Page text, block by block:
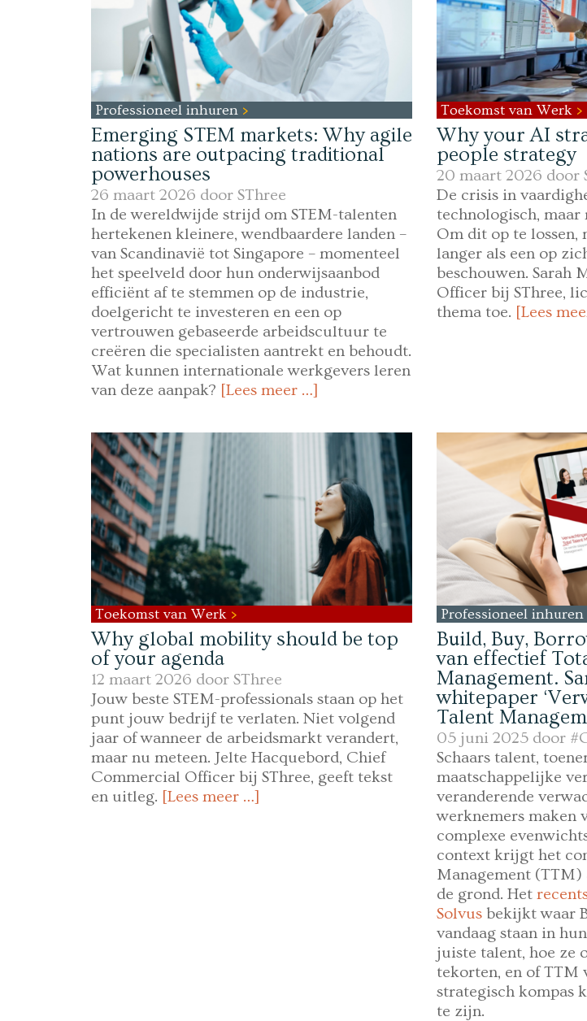
Professioneel inhuren
Emerging STEM markets: Why agile
nations are outpacing traditional
powerhouses
26 maart 2026 door SThree
In de wereldwijde strijd om STEM-talenten
hertekenen kleinere, wendbaardere landen –
van Scandinavië tot Singapore – momenteel
het speelveld door hun onderwijsaanbod
efficiënt af te stemmen op de industrie,
doelgericht te investeren en een op
vertrouwen gebaseerde arbeidscultuur te
creëren die specialisten aantrekt en behoudt.
Wat kunnen internationale werkgevers leren
van deze aanpak? [Lees meer …]
Toekomst van Werk
Why your AI
people strategy
20 maart 2026 door
De crisis in
technologisch,
Om dit op te lossen,
langer als een op
beschouwen. Sarah
Officer bij SThree,
thema toe. [Lees
Toekomst van Werk
Why global mobility should be top
of your agenda
12 maart 2026 door SThree
Jouw beste STEM-professionals staan op het
punt jouw bedrijf te verlaten. Niet volgend
jaar of wanneer de arbeidsmarkt verandert,
maar nu meteen. Jelte Hacquebord, Chief
Commercial Officer bij SThree, geeft tekst
en uitleg. [Lees meer …]
Professioneel inhuren
Build, Buy,
van effectief
Management.
whitepaper
Talent
05 juni 2025 door
Schaars talent,
maatschappelijke
veranderende
werknemers maken
complexe
context krijgt het
Management (TTM)
de grond. Het
Solvus bekijkt waar
vandaag staan in
juiste talent, hoe ze
tekorten, en of TTM
strategisch kompas
te zijn.